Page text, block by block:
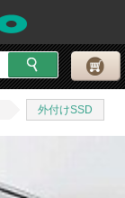
外付けSSD